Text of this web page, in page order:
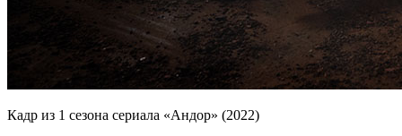
Кадр из 1 сезона сериала «Андор» (2022)